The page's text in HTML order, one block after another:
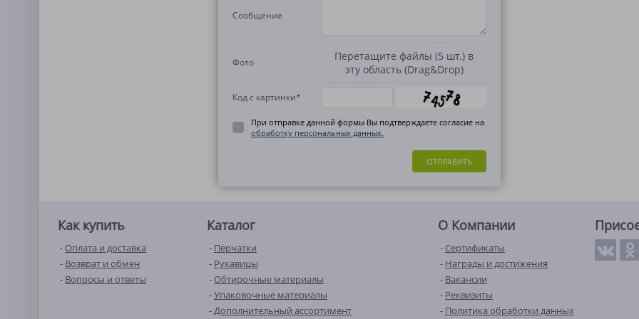
Сообщение
Фото
Перетащите файлы (5 шт.) в
эту область (Drag&Drop)
Код с картинки*
При отправке данной формы Вы подтверждаете согласие на
обработку персональных данных.
ОТПРАВИТЬ
Как купить
Оплата и доставка
Возврат и обмен
Вопросы и ответы
Каталог
Перчатки
Рукавицы
Обтирочные материалы
Упаковочные материалы
Дополнительный ассортимент
О Компании
Сертификаты
Награды и достижения
Вакансии
Реквизиты
Политика обработки данных